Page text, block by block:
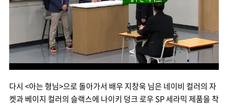
다시 <아는 형님>으로 돌아가서 배우 지창욱 님은 네이비 컬러의 자
켓과 베이지 컬러의 슬랙스에 나이키 덩크 로우 SP 세라믹 제품을 착